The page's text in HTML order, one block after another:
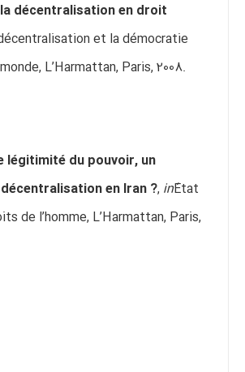
la décentralisation en droit
et la démocratie
L’Harmattan, Paris, 2008.
légitimité du pouvoir, un
en Iran ?, inÉtat
de l’homme, L’Harmattan, Paris,